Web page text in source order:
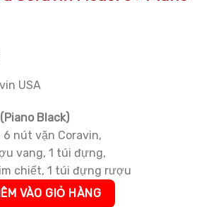
USA
Black)
6 nút vặn Coravin,
vang, 1 túi đựng,
chiết, 1 túi đựng rượu
Model 6+ Piano Black số lượng
VÀO GIỎ HÀNG